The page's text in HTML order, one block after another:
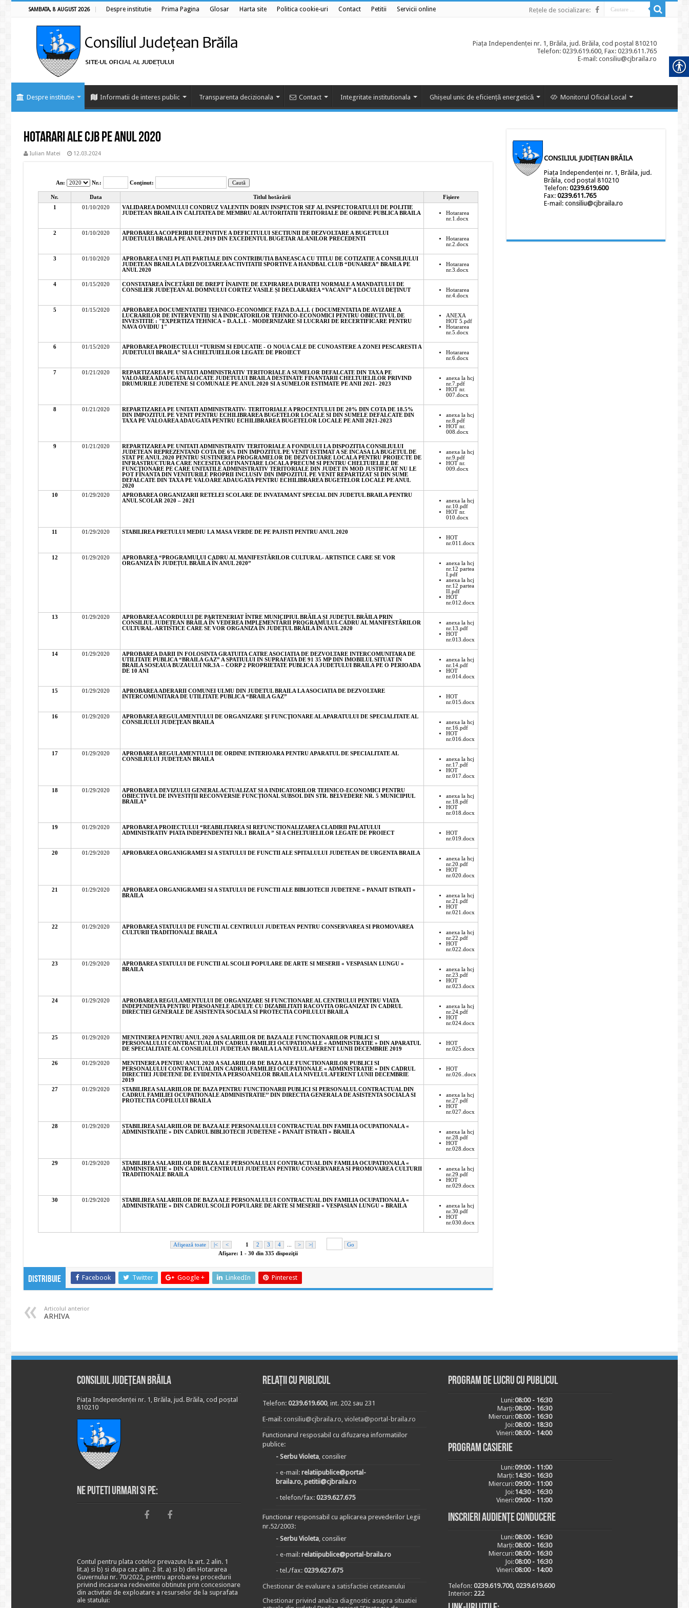
SAMBATA, 8 AUGUST 2026 Despre institutie Prima Pagina Glosar Harta site Politica cookie-uri Contact Petitii Servicii online Rețele de socializare:
Piața Independenței nr. 1, Brăila, jud. Brăila, cod poștal 810210
Telefon: 0239.619.600, Fax: 0239.611.765
E-mail: consiliu@cjbraila.ro
Despre institutie Informatii de interes public Transparenta decizionala Contact Integritate institutionala Ghișeul unic de eficiență energetică Monitorul Oficial Local
Hotarari ale CJB pe anul 2020
Iulian Matei 12.03.2024
Distribuie Facebook Twitter Google + LinkedIn Pinterest
Articolul anterior
ARHIVA
CONSILIUL JUDEȚEAN BRĂILA
Piața Independenței nr. 1, Brăila, jud.
Brăila, cod poștal 810210
Telefon: 0239.619.600
Fax: 0239.611.765
E-mail: consiliu@cjbraila.ro
Consiliul Județean Brăila
Piața Independenței nr. 1, Brăila, jud. Brăila, cod poștal
810210
Ne puteti urmari si pe:
Contul pentru plata cotelor prevazute la art. 2 alin. 1
lit.a) si b) si dupa caz alin. 2 lit. a) si b) din Hotararea
Guvernului nr. 70/2022, pentru aprobarea procedurii
privind incasarea redeventei obtinute prin concesionare
din activitati de exploatare a resurselor de la suprafata
ale statului:
Relații cu publicul
Telefon: 0239.619.600, int. 202 sau 231
E-mail: consiliu@cjbraila.ro, violeta@portal-braila.ro
Functionarul resposabil cu difuzarea informatiilor
publice:
- Serbu Violeta, consilier
- e-mail: relatiipublice@portal-
braila.ro, petitii@cjbraila.ro
- telefon/fax: 0239.627.675
Functionar responsabil cu aplicarea prevederilor Legii
nr.52/2003:
- Serbu Violeta, consilier
- e-mail: relatiipublice@portal-braila.ro
- tel./fax: 0239.627.675
Chestionar de evaluare a satisfactiei cetateanului
Chestionar privind analiza diagnostic asupra situatiei
Program de lucru cu publicul
Luni:08:00 - 16:30
Marți:08:00 - 16:30
Miercuri:08:00 - 16:30
Joi:08:00 - 18:30
Vineri:08:00 - 14:00
Program casierie
Luni:09:00 - 11:00
Marți:14:30 - 16:30
Miercuri:09:00 - 11:00
Joi:14:30 - 16:30
Vineri:09:00 - 11:00
Inscrieri audiențe conducere
Luni:08:00 - 16:30
Marți:08:00 - 16:30
Miercuri:08:00 - 16:30
Joi:08:00 - 16:30
Vineri:08:00 - 14:00
Telefon: 0239.619.700, 0239.619.600
Interior: 222